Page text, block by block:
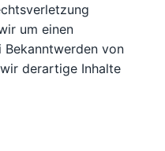
um einen
Bekanntwerden von
derartige Inhalte